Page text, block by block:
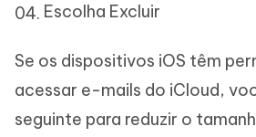
Escolha Excluir
Se os dispositivos iOS têm
acessar e-mails do iCloud,
seguinte para reduzir o